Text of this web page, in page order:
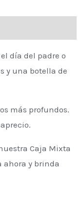
día del padre o
y una botella de
más profundos.
Caja Mixta
ahora y brinda